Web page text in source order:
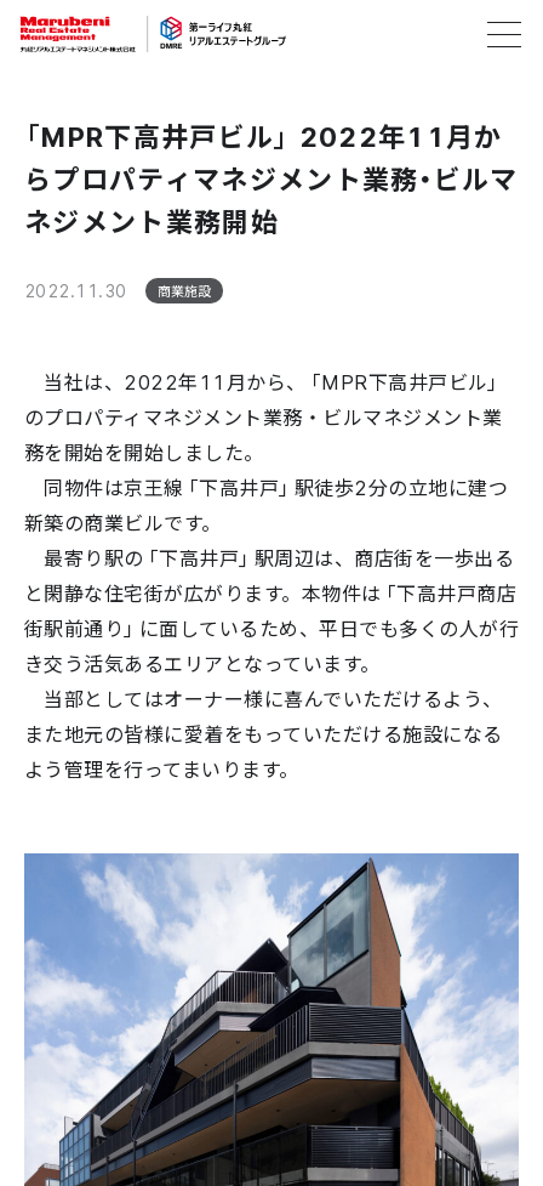
「MPR下高井戸ビル」 2022年11月か
らプロパティマネジメント業務・ビルマ
ネジメント業務開始
2022.11.30 商業施設
当社は、2022年11月から、「MPR下高井戸ビル」
のプロパティマネジメント業務・ビルマネジメント業
務を開始を開始しました。
同物件は京王線「下高井戸」駅徒歩2分の立地に建つ
新築の商業ビルです。
最寄り駅の「下高井戸」駅周辺は、商店街を一歩出る
と閑静な住宅街が広がります。本物件は「下高井戸商店
街駅前通り」に面しているため、平日でも多くの人が行
き交う活気あるエリアとなっています。
当部としてはオーナー様に喜んでいただけるよう、
また地元の皆様に愛着をもっていただける施設になる
よう管理を行ってまいります。